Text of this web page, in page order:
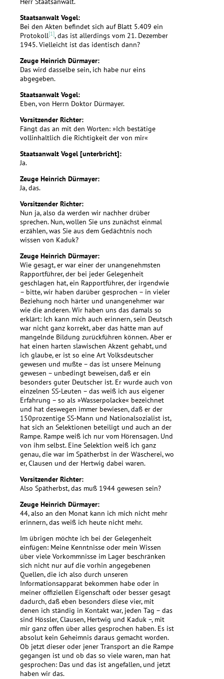
Staatsanwalt Vogel:
Bei den Akten befindet sich auf Blatt 5.409 ein
Protokoll[1], das ist allerdings vom 21. Dezember
1945. Vielleicht ist das identisch dann?
Zeuge Heinrich Dürmayer:
Das wird dasselbe sein, ich habe nur eins
abgegeben.
Staatsanwalt Vogel:
Eben, von Herrn Doktor Dürmayer.
Vorsitzender Richter:
Fängt das an mit den Worten: »Ich bestätige
vollinhaltlich die Richtigkeit der von mir«
Staatsanwalt Vogel [unterbricht]:
Ja.
Zeuge Heinrich Dürmayer:
Ja, das.
Vorsitzender Richter:
Nun ja, also da werden wir nachher drüber
sprechen. Nun, wollen Sie uns zunächst einmal
erzählen, was Sie aus dem Gedächtnis noch
wissen von Kaduk?
Zeuge Heinrich Dürmayer:
Wie gesagt, er war einer der unangenehmsten
Rapportführer, der bei jeder Gelegenheit
geschlagen hat, ein Rapportführer, der irgendwie
– bitte, wir haben darüber gesprochen – in vieler
Beziehung noch härter und unangenehmer war
wie die anderen. Wir haben uns das damals so
erklärt: Ich kann mich auch erinnern, sein Deutsch
war nicht ganz korrekt, aber das hätte man auf
mangelnde Bildung zurückführen können. Aber er
hat einen harten slawischen Akzent gehabt, und
ich glaube, er ist so eine Art Volksdeutscher
gewesen und mußte – das ist unsere Meinung
gewesen – unbedingt beweisen, daß er ein
besonders guter Deutscher ist. Er wurde auch von
einzelnen SS-Leuten – das weiß ich aus eigener
Erfahrung – so als »Wasserpolacke« bezeichnet
und hat deswegen immer bewiesen, daß er der
150prozentige SS-Mann und Nationalsozialist ist,
hat sich an Selektionen beteiligt und auch an der
Rampe. Rampe weiß ich nur vom Hörensagen. Und
von ihm selbst. Eine Selektion weiß ich ganz
genau, die war im Spätherbst in der Wäscherei, wo
er, Clausen und der Hertwig dabei waren.
Vorsitzender Richter:
Also Spätherbst, das muß 1944 gewesen sein?
Zeuge Heinrich Dürmayer:
44, also an den Monat kann ich mich nicht mehr
erinnern, das weiß ich heute nicht mehr.
Im übrigen möchte ich bei der Gelegenheit
einfügen: Meine Kenntnisse oder mein Wissen
über viele Vorkommnisse im Lager beschränken
sich nicht nur auf die vorhin angegebenen
Quellen, die ich also durch unseren
Informationsapparat bekommen habe oder in
meiner offiziellen Eigenschaft oder besser gesagt
dadurch, daß eben besonders diese vier, mit
denen ich ständig in Kontakt war, jeden Tag – das
sind Hössler, Clausen, Hertwig und Kaduk –, mit
mir ganz offen über alles gesprochen haben. Es ist
absolut kein Geheimnis daraus gemacht worden.
Ob jetzt dieser oder jener Transport an die Rampe
gegangen ist und ob das so viele waren, man hat
gesprochen: Das und das ist angefallen, und jetzt
haben wir das.